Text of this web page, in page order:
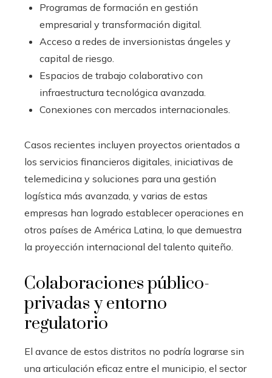
Programas de formación en gestión
empresarial y transformación digital.
Acceso a redes de inversionistas ángeles y
capital de riesgo.
Espacios de trabajo colaborativo con
infraestructura tecnológica avanzada.
Conexiones con mercados internacionales.
Casos recientes incluyen proyectos orientados a
los servicios financieros digitales, iniciativas de
telemedicina y soluciones para una gestión
logística más avanzada, y varias de estas
empresas han logrado establecer operaciones en
otros países de América Latina, lo que demuestra
la proyección internacional del talento quiteño.
Colaboraciones público-
privadas y entorno
regulatorio
El avance de estos distritos no podría lograrse sin
una articulación eficaz entre el municipio, el sector